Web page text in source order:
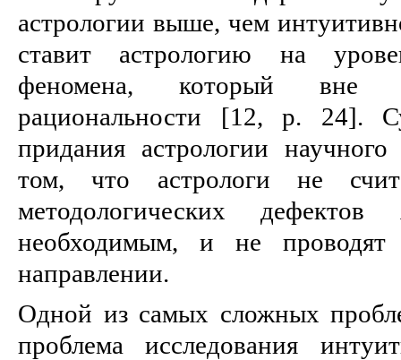
астрологии выше, чем
ставит астрологию на
феномена, который вне
рациональности [12, p. 24].
придания астрологии научного
том, что астрологи не
методологических
необходимым, и не проводят
направлении.
Одной из самых сложных
проблема исследования